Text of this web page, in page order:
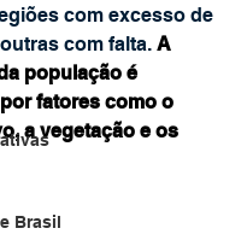
Brasil
com excesso de
com falta. A
população é
fatores como o
a vegetação e os